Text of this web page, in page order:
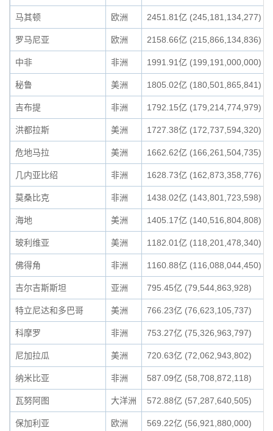
马其顿 欧洲 2451.81亿 (245,181,134,277)
罗马尼亚 欧洲 2158.66亿 (215,866,134,836)
中非 非洲 1991.91亿 (199,191,000,000)
秘鲁 美洲 1805.02亿 (180,501,865,841)
吉布提 非洲 1792.15亿 (179,214,774,979)
洪都拉斯 美洲 1727.38亿 (172,737,594,320)
危地马拉 美洲 1662.62亿 (166,261,504,735)
几内亚比绍 非洲 1628.73亿 (162,873,358,776)
莫桑比克 非洲 1438.02亿 (143,801,723,598)
海地 美洲 1405.17亿 (140,516,804,808)
玻利维亚 美洲 1182.01亿 (118,201,478,340)
佛得角 非洲 1160.88亿 (116,088,044,450)
吉尔吉斯斯坦 亚洲 795.45亿 (79,544,863,928)
特立尼达和多巴哥 美洲 766.23亿 (76,623,105,737)
科摩罗 非洲 753.27亿 (75,326,963,797)
尼加拉瓜 美洲 720.63亿 (72,062,943,802)
纳米比亚 非洲 587.09亿 (58,708,872,118)
瓦努阿图 大洋洲 572.88亿 (57,287,640,505)
保加利亚 欧洲 569.22亿 (56,921,880,000)